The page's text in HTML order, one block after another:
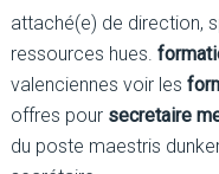
attaché(e) de direction,
ressources hues.
valenciennes voir les
offres pour secretaire
du poste maestris